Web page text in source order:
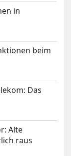
in
beim
Das
Alte
raus